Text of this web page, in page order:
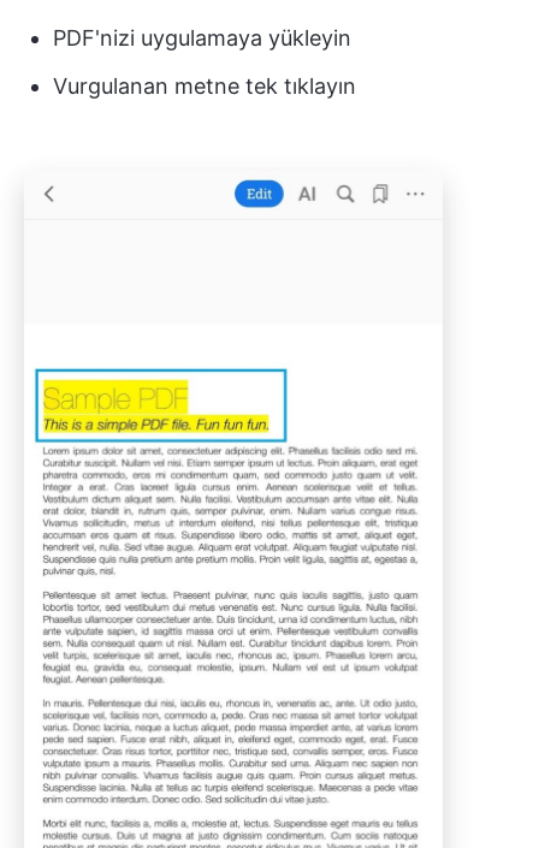
PDF'nizi uygulamaya yükleyin
Vurgulanan metne tek tıklayın